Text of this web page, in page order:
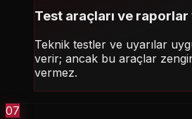
Test araçları ve
Teknik testler ve uyarılar
verir; ancak bu araçlar
vermez.
07